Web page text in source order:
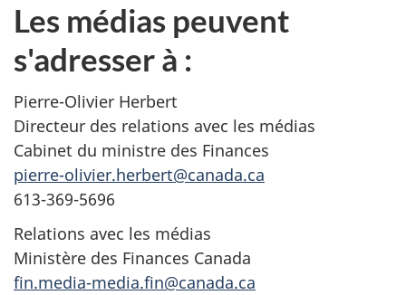
Les médias peuvent
s'adresser à :
Pierre-Olivier Herbert
Directeur des relations avec les médias
Cabinet du ministre des Finances
pierre-olivier.herbert@canada.ca
613-369-5696
Relations avec les médias
Ministère des Finances Canada
fin.media-media.fin@canada.ca